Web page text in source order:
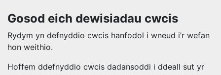
Gosod eich dewisiadau cwcis
Rydym yn defnyddio cwcis hanfodol i wneud i’r wefan
hon weithio.
Hoffem ddefnyddio cwcis dadansoddi i ddeall sut yr